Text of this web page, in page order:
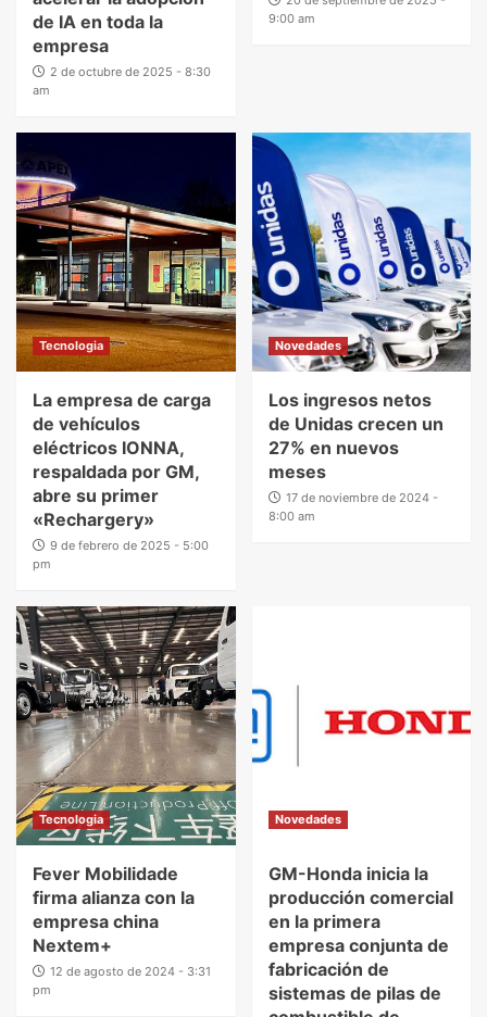
de IA en toda la
empresa
2 de octubre de 2025 - 8:30
am
9:00 am
Tecnologia
La empresa de carga
de vehículos
eléctricos IONNA,
respaldada por GM,
abre su primer
«Rechargery»
9 de febrero de 2025 - 5:00
pm
Novedades
Los ingresos netos
de Unidas crecen un
27% en nuevos
meses
17 de noviembre de 2024 -
8:00 am
Tecnologia
Fever Mobilidade
firma alianza con la
empresa china
Nextem+
12 de agosto de 2024 - 3:31
pm
Novedades
GM-Honda inicia la
producción comercial
en la primera
empresa conjunta de
fabricación de
sistemas de pilas de